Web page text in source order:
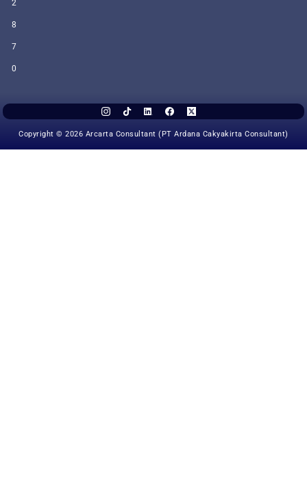
2
8
7
0
Copyright © 2026 Arcarta Consultant (PT Ardana Cakyakirta Consultant)